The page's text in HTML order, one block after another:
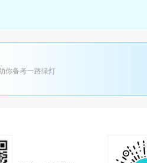
你备考一路绿灯